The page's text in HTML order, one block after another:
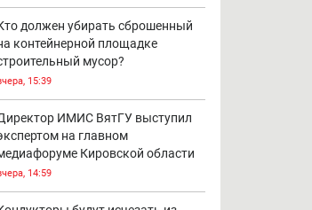
должен убирать сброшенный
контейнерной площадке
мусор?
15:39
ИМИС ВятГУ выступил
на главном
Кировской области
14:59